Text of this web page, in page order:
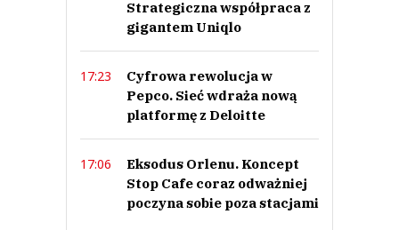
Strategiczna współpraca z
gigantem Uniqlo
17:23
Cyfrowa rewolucja w
Pepco. Sieć wdraża nową
platformę z Deloitte
17:06
Eksodus Orlenu. Koncept
Stop Cafe coraz odważniej
poczyna sobie poza stacjami